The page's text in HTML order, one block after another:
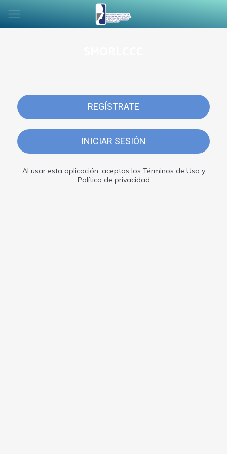
REGÍSTRATE
INICIAR SESIÓN
Al usar esta aplicación, aceptas los Términos de Uso y
Política de privacidad